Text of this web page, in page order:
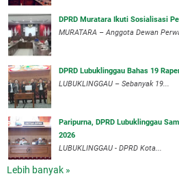
DPRD Muratara Ikuti Sosialisasi
MURATARA – Anggota Dewan
DPRD Lubuklinggau Bahas 19
LUBUKLINGGAU – Sebanyak 19...
Paripurna, DPRD Lubuklinggau
2026
LUBUKLINGGAU - DPRD Kota...
Lebih banyak »